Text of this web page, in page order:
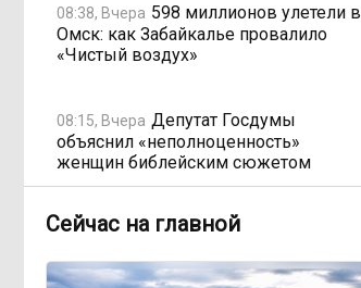
08:38, Вчера 598 миллионов улетели в
Омск: как Забайкалье провалило
«Чистый воздух»
08:15, Вчера Депутат Госдумы
объяснил «неполноценность»
женщин библейским сюжетом
08:10, Вчера
Прокуратура начала
Сейчас на главной